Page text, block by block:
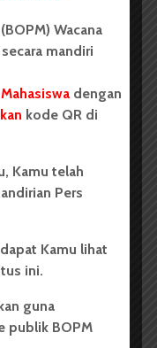
Riset
Inovasi
Wacana
mandiri
dengan
kode QR di
Kamu telah
Pers
Kamu lihat
ini.
guna
publik BOPM